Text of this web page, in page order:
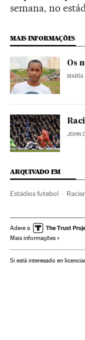
semana, no
MAIS INFORMAÇÕES
Os
MARÍA
JOHN
ARQUIVADO EM
Estádios futebol
América do Sul
Problemas
Copa Libertadores 2014
Adere a
Mais informações
Si está interesado en